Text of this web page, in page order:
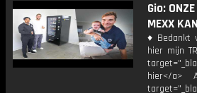
Gio:
MEXX
♦ Bedankt
hier mijn
hier</a>